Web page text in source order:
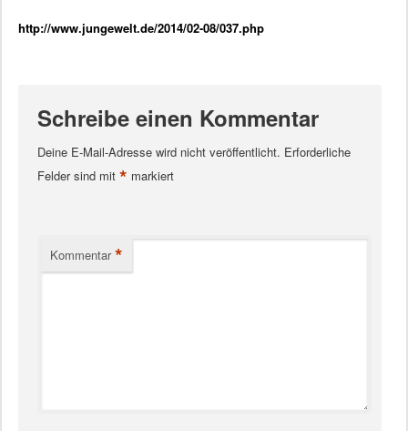
http://www.jungewelt.de/2014/02-08/037.php
Schreibe einen Kommentar
Deine E-Mail-Adresse wird nicht veröffentlicht. Erforderliche
Felder sind mit * markiert
Kommentar *